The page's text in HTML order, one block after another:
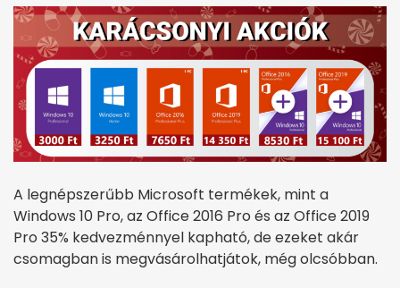
A legnépszerűbb Microsoft termékek, mint a
Windows 10 Pro, az Office 2016 Pro és az Office 2019
Pro 35% kedvezménnyel kapható, de ezeket akár
csomagban is megvásárolhatjátok, még olcsóbban.